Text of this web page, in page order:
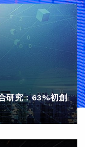
研究：63%初創